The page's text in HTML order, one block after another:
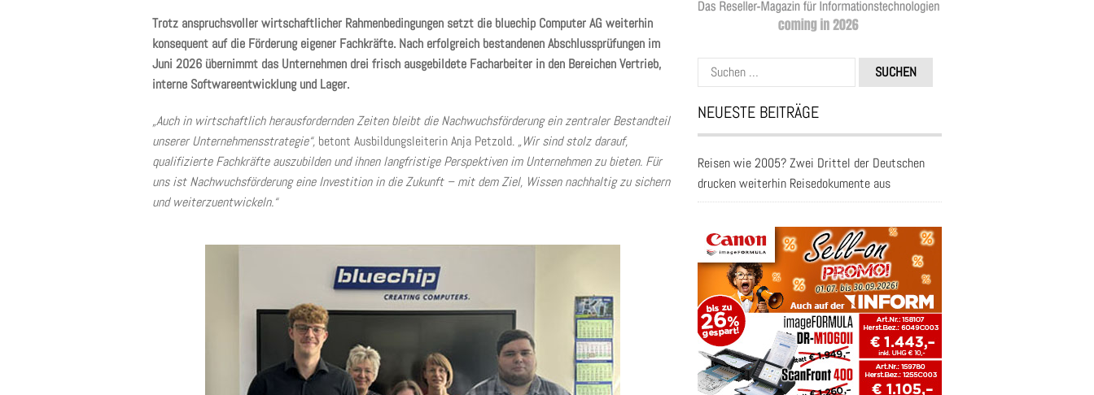
Trotz anspruchsvoller wirtschaftlicher Rahmenbedingungen setzt die bluechip Computer AG weiterhin
konsequent auf die Förderung eigener Fachkräfte. Nach erfolgreich bestandenen Abschlussprüfungen im
Juni 2026 übernimmt das Unternehmen drei frisch ausgebildete Facharbeiter in den Bereichen Vertrieb,
interne Softwareentwicklung und Lager.
„Auch in wirtschaftlich herausfordernden Zeiten bleibt die Nachwuchsförderung ein zentraler Bestandteil
unserer Unternehmensstrategie“, betont Ausbildungsleiterin Anja Petzold. „Wir sind stolz darauf,
qualifizierte Fachkräfte auszubilden und ihnen langfristige Perspektiven im Unternehmen zu bieten. Für
uns ist Nachwuchsförderung eine Investition in die Zukunft – mit dem Ziel, Wissen nachhaltig zu sichern
und weiterzuentwickeln.“
Suchen
nach:
NEUESTE BEITRÄGE
Reisen wie 2005? Zwei Drittel der Deutschen
drucken weiterhin Reisedokumente aus